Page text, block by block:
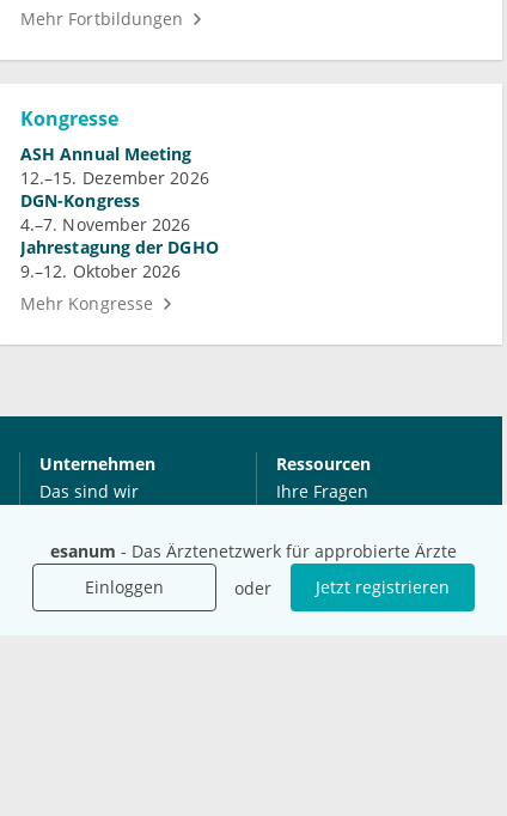
esanum - Das Ärztenetzwerk für approbierte Ärzte
Einloggen
oder Jetzt registrieren
Mehr Fortbildungen
Kongresse
ASH Annual Meeting
12.–15. Dezember 2026
DGN-Kongress
4.–7. November 2026
Jahrestagung der DGHO
9.–12. Oktober 2026
Mehr Kongresse
Unternehmen
Das sind wir
Für Agenturen
Mediadaten
Presse
Ressourcen
Ihre Fragen